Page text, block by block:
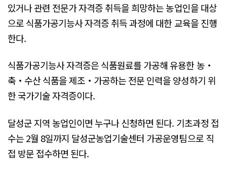
있거나 관련 전문가 자격증 취득을 희망하는 농업인을 대상
으로 식품가공기능사 자격증 취득 과정에 대한 교육을 진행
한다.
식품가공기능사 자격증은 식품원료를 가공해 유용한 농‧
축‧수산 식품을 제조‧가공하는 전문 인력을 양성하기 위
한 국가기술 자격증이다.
달성군 지역 농업인이면 누구나 신청하면 된다. 기초과정 접
수는 2월 8일까지 달성군농업기술센터 가공운영팀으로 직
접 방문 접수하면 된다.